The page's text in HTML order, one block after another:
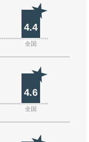
4.4
全国
4.6
全国